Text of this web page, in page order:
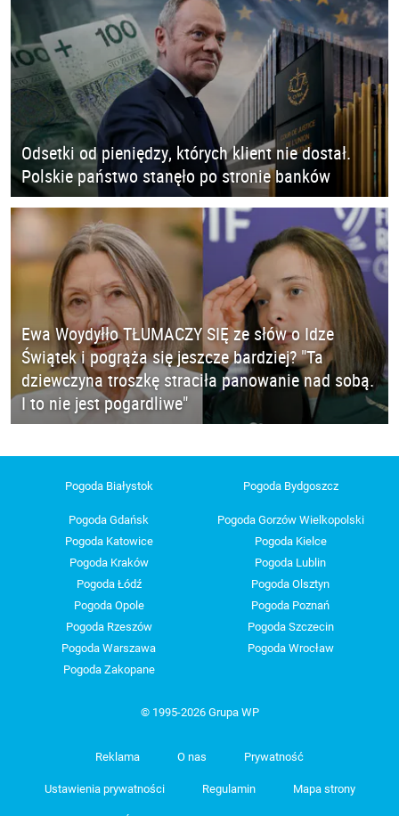
Odsetki od pieniędzy, których klient nie dostał.
Polskie państwo stanęło po stronie banków
Ewa Woydyłło TŁUMACZY SIĘ ze słów o Idze
Świątek i pogrąża się jeszcze bardziej? "Ta
dziewczyna troszkę straciła panowanie nad sobą.
I to nie jest pogardliwe"
Pogoda Białystok Pogoda Bydgoszcz
Pogoda Gdańsk
Pogoda Gorzów Wielkopolski
Pogoda Katowice
Pogoda Kielce
Pogoda Kraków
Pogoda Lublin
Pogoda Łódź
Pogoda Olsztyn
Pogoda Opole
Pogoda Poznań
Pogoda Rzeszów
Pogoda Szczecin
Pogoda Warszawa
Pogoda Wrocław
Pogoda Zakopane
© 1995-2026 Grupa WP
Reklama O nas Prywatność
Ustawienia prywatności Regulamin Mapa strony